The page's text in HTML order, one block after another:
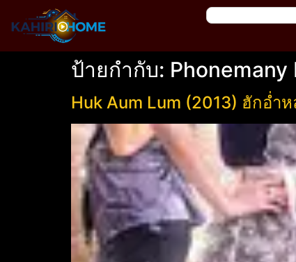
ป้ายกำกับ: Phonemany
Huk Aum Lum (2013) ฮักอ่ำห